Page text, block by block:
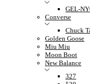
GEL-
Converse
Chuck
Golden Goose
Miu Miu
Moon Boot
New Balance
327